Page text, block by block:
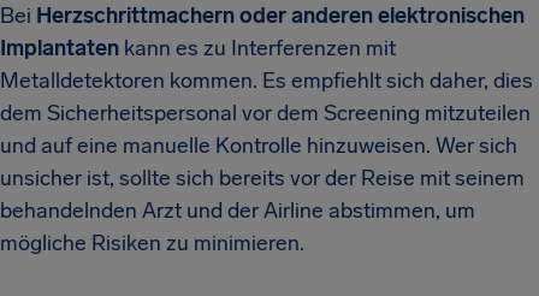
Bei Herzschrittmachern oder anderen elektronischen
Implantaten kann es zu Interferenzen mit
Metalldetektoren kommen. Es empfiehlt sich daher, dies
dem Sicherheitspersonal vor dem Screening mitzuteilen
und auf eine manuelle Kontrolle hinzuweisen. Wer sich
unsicher ist, sollte sich bereits vor der Reise mit seinem
behandelnden Arzt und der Airline abstimmen, um
mögliche Risiken zu minimieren.